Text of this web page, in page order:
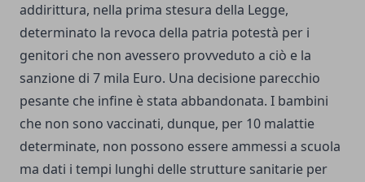
addirittura, nella prima stesura della Legge,
determinato la revoca della patria potestà per i
genitori che non avessero provveduto a ciò e la
sanzione di 7 mila Euro. Una decisione parecchio
pesante che infine è stata abbandonata. I bambini
che non sono vaccinati, dunque, per 10 malattie
determinate, non possono essere ammessi a scuola
ma dati i tempi lunghi delle strutture sanitarie per